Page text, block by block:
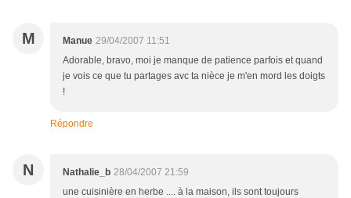
M Manue 29/04/2007 11:51
Adorable, bravo, moi je manque de patience parfois et quand
je vois ce que tu partages avc ta nièce je m'en mord les doigts
!
Répondre
N Nathalie_b 28/04/2007 21:59
une cuisinière en herbe .... à la maison, ils sont toujours